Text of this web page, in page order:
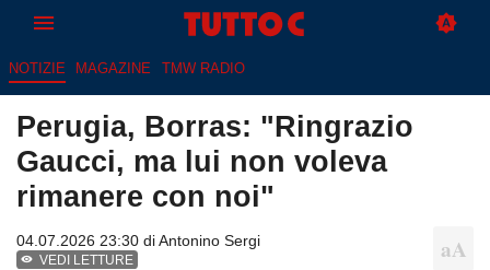
NOTIZIE MAGAZINE TMW RADIO
Perugia, Borras: "Ringrazio
Gaucci, ma lui non voleva
rimanere con noi"
04.07.2026 23:30 diAntonino Sergi
VEDI LETTURE